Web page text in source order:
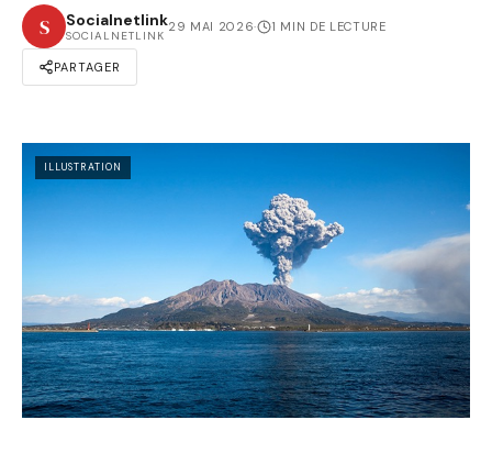
S Socialnetlink
SOCIALNETLINK
29 MAI 2026· 1 MIN DE LECTURE
PARTAGER
ILLUSTRATION